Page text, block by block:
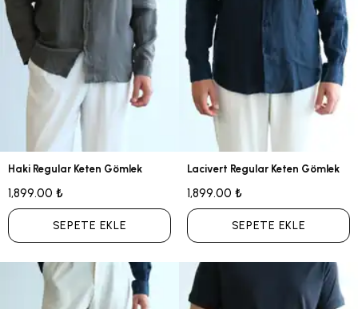
Haki Regular Keten Gömlek
1,899.00 ₺
SEPETE EKLE
Lacivert Regular Keten Gömlek
1,899.00 ₺
SEPETE EKLE